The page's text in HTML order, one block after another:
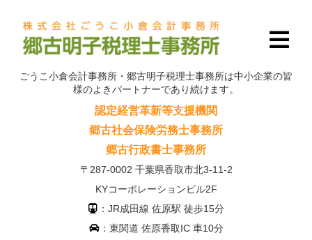
ごうこ小倉会計事務所・郷古明子税理士事務所は中小企業の皆
様のよきパートナーであり続けます。
認定経営革新等支援機関
郷古社会保険労務士事務所
郷古行政書士事務所
〒287-0002 千葉県香取市北3-11-2
KYコーポレーションビル2F
：JR成田線 佐原駅 徒歩15分
：東関道 佐原香取IC 車10分